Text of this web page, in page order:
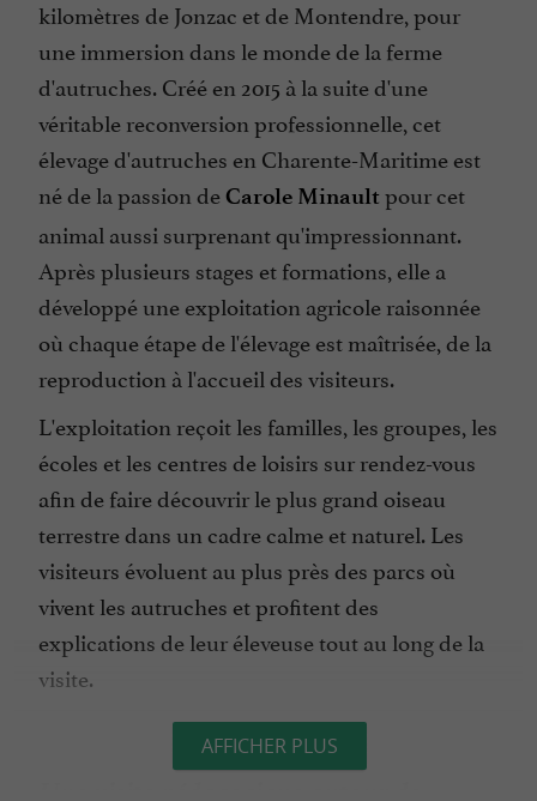
kilomètres de Jonzac et de Montendre, pour
une immersion dans le monde de la ferme
d'autruches. Créé en 2015 à la suite d'une
véritable reconversion professionnelle, cet
élevage d'autruches en Charente-Maritime est
né de la passion deCarole Minault pour cet
animal aussi surprenant qu'impressionnant.
Après plusieurs stages et formations, elle a
développé une exploitation agricole raisonnée
où chaque étape de l'élevage est maîtrisée, de la
reproduction à l'accueil des visiteurs.
L'exploitation reçoit les familles, les groupes, les
écoles et les centres de loisirs sur rendez-vous
afin de faire découvrir le plus grand oiseau
terrestre dans un cadre calme et naturel. Les
visiteurs évoluent au plus près des parcs où
vivent les autruches et profitent des
explications de leur éleveuse tout au long de la
visite.
AFFICHER PLUS